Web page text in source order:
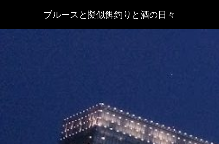
ブルースと擬似餌釣りと酒の日々